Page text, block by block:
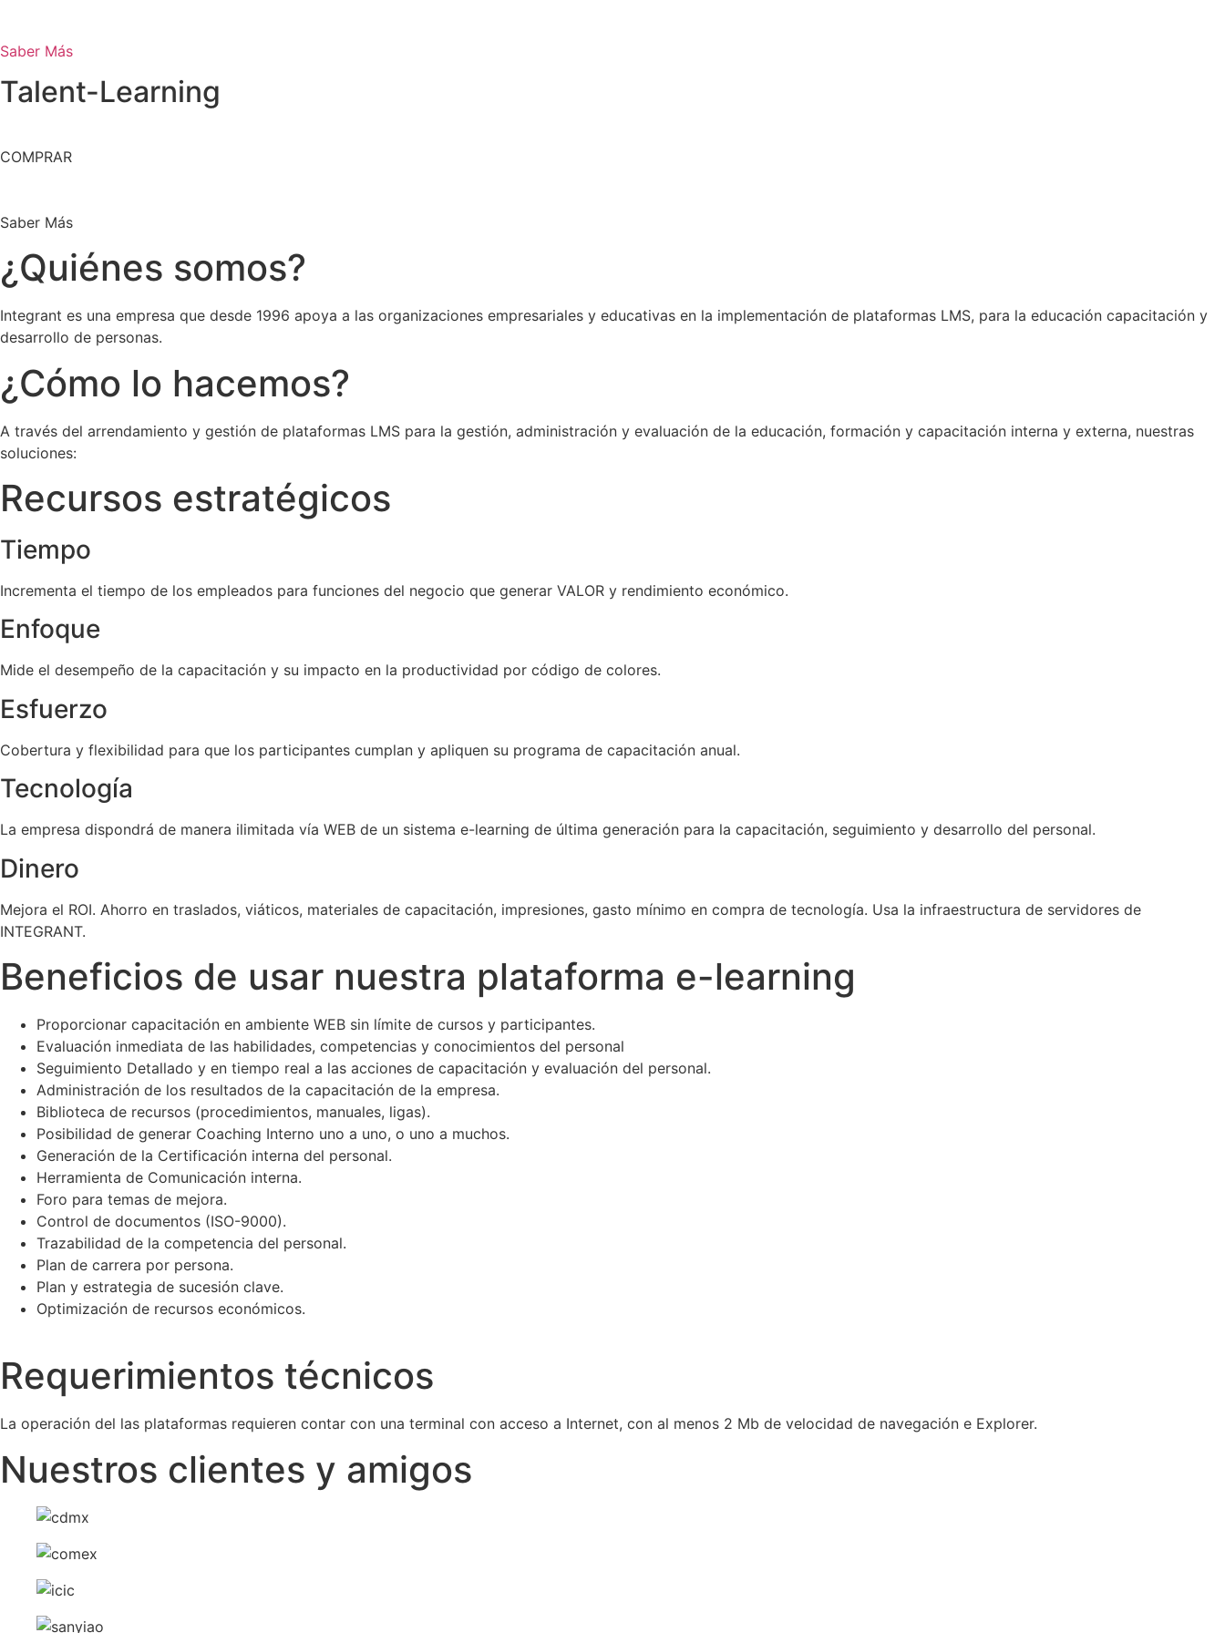
Saber Más
Talent-Learning
COMPRAR
Saber Más
¿Quiénes somos?
Integrant es una empresa que desde 1996 apoya a las organizaciones empresariales y educativas en la implementación de plataformas LMS, para la educación capacitación y
desarrollo de personas.
¿Cómo lo hacemos?
A través del arrendamiento y gestión de plataformas LMS para la gestión, administración y evaluación de la educación, formación y capacitación interna y externa, nuestras
soluciones:
Recursos estratégicos
Tiempo
Incrementa el tiempo de los empleados para funciones del negocio que generar VALOR y rendimiento económico.
Enfoque
Mide el desempeño de la capacitación y su impacto en la productividad por código de colores.
Esfuerzo
Cobertura y flexibilidad para que los participantes cumplan y apliquen su programa de capacitación anual.
Tecnología
La empresa dispondrá de manera ilimitada vía WEB de un sistema e-learning de última generación para la capacitación, seguimiento y desarrollo del personal.
Dinero
Mejora el ROI. Ahorro en traslados, viáticos, materiales de capacitación, impresiones, gasto mínimo en compra de tecnología. Usa la infraestructura de servidores de
INTEGRANT.
Beneficios de usar nuestra plataforma e-learning
Proporcionar capacitación en ambiente WEB sin límite de cursos y participantes.
Evaluación inmediata de las habilidades, competencias y conocimientos del personal
Seguimiento Detallado y en tiempo real a las acciones de capacitación y evaluación del personal.
Administración de los resultados de la capacitación de la empresa.
Biblioteca de recursos (procedimientos, manuales, ligas).
Posibilidad de generar Coaching Interno uno a uno, o uno a muchos.
Generación de la Certificación interna del personal.
Herramienta de Comunicación interna.
Foro para temas de mejora.
Control de documentos (ISO-9000).
Trazabilidad de la competencia del personal.
Plan de carrera por persona.
Plan y estrategia de sucesión clave.
Optimización de recursos económicos.
Requerimientos técnicos
La operación del las plataformas requieren contar con una terminal con acceso a Internet, con al menos 2 Mb de velocidad de navegación e Explorer.
Nuestros clientes y amigos